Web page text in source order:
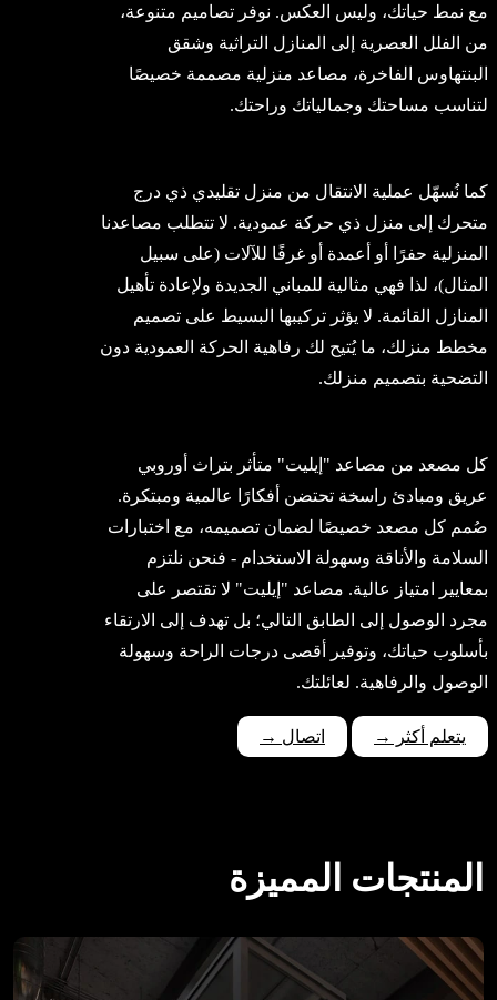
مع نمط حياتك، وليس العكس. نوفر تصاميم متنوعة،
من الفلل العصرية إلى المنازل التراثية وشقق
البنتهاوس الفاخرة، مصاعد منزلية مصممة خصيصًا
لتناسب مساحتك وجمالياتك وراحتك.
كما نُسهّل عملية الانتقال من منزل تقليدي ذي درج
متحرك إلى منزل ذي حركة عمودية. لا تتطلب مصاعدنا
المنزلية حفرًا أو أعمدة أو غرفًا للآلات (على سبيل
المثال)، لذا فهي مثالية للمباني الجديدة ولإعادة تأهيل
المنازل القائمة. لا يؤثر تركيبها البسيط على تصميم
مخطط منزلك، ما يُتيح لك رفاهية الحركة العمودية دون
التضحية بتصميم منزلك.
كل مصعد من مصاعد "إيليت" متأثر بتراث أوروبي
عريق ومبادئ راسخة تحتضن أفكارًا عالمية ومبتكرة.
صُمم كل مصعد خصيصًا لضمان تصميمه، مع اختبارات
السلامة والأناقة وسهولة الاستخدام - فنحن نلتزم
بمعايير امتياز عالية. مصاعد "إيليت" لا تقتصر على
مجرد الوصول إلى الطابق التالي؛ بل تهدف إلى الارتقاء
بأسلوب حياتك، وتوفير أقصى درجات الراحة وسهولة
الوصول والرفاهية. لعائلتك.
يتعلم أكثر → اتصال →
المنتجات المميزة